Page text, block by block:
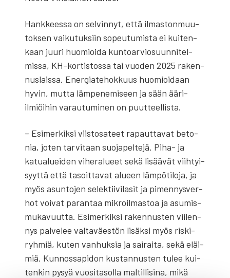
Hank­kees­sa on sel­vin­nyt, että ilmas­ton­muu­
tok­sen vai­ku­tuk­siin sopeu­tu­mis­ta ei kui­ten­
kaan juu­ri huo­mioi­da kun­toar­vio­suun­ni­tel­
mis­sa, KH-kor­tis­tos­sa tai vuo­den 2025 raken­
nus­lais­sa. Ener­gia­te­hok­kuus huo­mioi­daan
hyvin, mut­ta läm­pe­ne­mi­seen ja sään ääri-
ilmiöi­hin varau­tu­mi­nen on puut­teel­lis­ta.
– Esi­mer­kik­si viis­to­sa­teet rapaut­ta­vat beto­
nia, joten tar­vi­taan suo­ja­pel­te­jä. Piha- ja
katua­luei­den vihe­ra­lu­eet sekä lisää­vät viih­tyi­
syyt­tä että tasoit­ta­vat alu­een läm­pö­ti­lo­ja, ja
myös asun­to­jen selek­tii­vi­la­sit ja pimen­nys­ver­
hot voi­vat paran­taa mik­roil­mas­toa ja asu­mis­
mu­ka­vuut­ta. Esi­mer­kik­si raken­nus­ten vii­len­
nys pal­ve­lee val­ta­väes­tön lisäk­si myös ris­ki­
ryh­miä, kuten van­huk­sia ja sai­rai­ta, sekä eläi­
miä. Kun­nos­sa­pi­don kus­tan­nus­ten tulee kui­
ten­kin pysyä vuo­si­ta­sol­la mal­til­li­si­na, mikä